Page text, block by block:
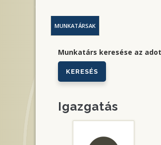
MUNKATÁRSAK
Munkatárs keresése az
Igazgatás